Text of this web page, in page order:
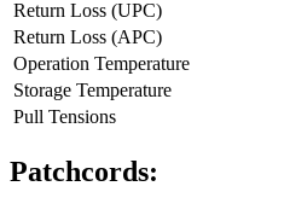
Return Loss (UPC)
Return Loss (APC)
Operation Temperature
Storage Temperature
Pull Tensions
Patchcords: